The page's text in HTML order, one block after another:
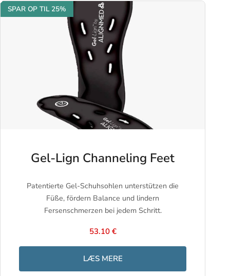
SPAR OP TIL 25%
Gel-Lign Channeling Feet
Patentierte Gel-Schuhsohlen unterstützen die
Füße, fördern Balance und lindern
Fersenschmerzen bei jedem Schritt.
53.10 €
LÆS MERE